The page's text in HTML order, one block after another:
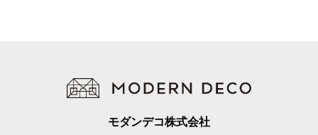
モダンデコ株式会社